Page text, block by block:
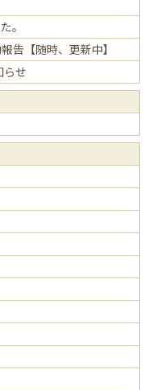
。
【随時、更新中】
せ